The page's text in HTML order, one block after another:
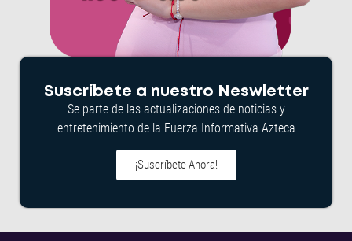
Suscríbete a nuestro Neswletter
Se parte de las actualizaciones de noticias y
entretenimiento de la Fuerza Informativa Azteca
¡Suscríbete Ahora!